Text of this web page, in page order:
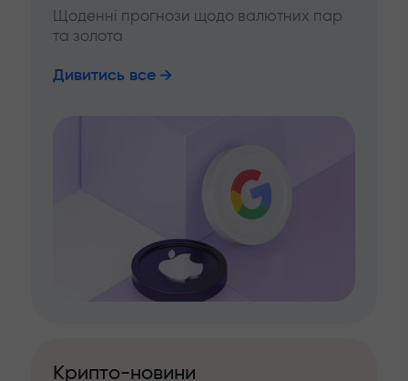
Щоденні прогнози щодо валютних пар
та золота
Дивитись все
Крипто-новини